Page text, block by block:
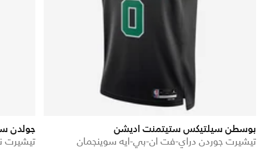
بوسطن سيلتيكس ستيتمنت اديشن
تيشيرت جوردن دراي-فت ان-بي-ايه سوينجمان
جولدن
تيشيرت